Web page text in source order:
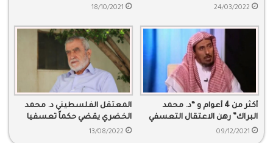
24/03/2022
السعودية
18/10/2021
أكثر من 4 أعوام و “د. محمد
البراك” رهن الاعتقال التعسفي
09/12/2021
المعتقل الفلسطيني د. محمد
الخضري يقضي حكماً تعسفيا
لمدة 15 عاما في سجون المملكة13/08/2022